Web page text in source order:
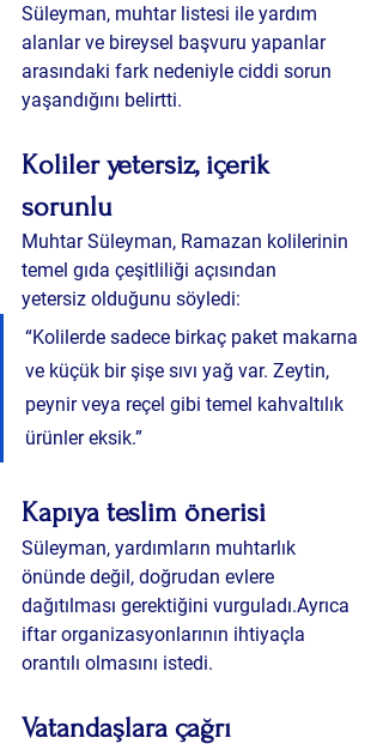
Süleyman, muhtar listesi ile yardım
alanlar ve bireysel başvuru yapanlar
arasındaki fark nedeniyle ciddi sorun
yaşandığını belirtti.
Koliler yetersiz, içerik
sorunlu
Muhtar Süleyman, Ramazan kolilerinin
temel gıda çeşitliliği açısından
yetersiz olduğunu söyledi:
“Kolilerde sadece birkaç paket makarna
ve küçük bir şişe sıvı yağ var. Zeytin,
peynir veya reçel gibi temel kahvaltılık
ürünler eksik.”
Kapıya teslim önerisi
Süleyman, yardımların muhtarlık
önünde değil, doğrudan evlere
dağıtılması gerektiğini vurguladı.Ayrıca
iftar organizasyonlarının ihtiyaçla
orantılı olmasını istedi.
Vatandaşlara çağrı